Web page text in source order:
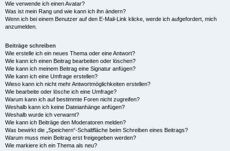
Wie verwende ich einen Avatar?
Was ist mein Rang und wie kann ich ihn ändern?
Wenn ich bei einem Benutzer auf den E-Mail-Link klicke, werde ich aufgefordert, mich
anzumelden.
Beiträge schreiben
Wie erstelle ich ein neues Thema oder eine Antwort?
Wie kann ich einen Beitrag bearbeiten oder löschen?
Wie kann ich meinem Beitrag eine Signatur anfügen?
Wie kann ich eine Umfrage erstellen?
Wieso kann ich nicht mehr Antwortmöglichkeiten erstellen?
Wie bearbeite oder lösche ich eine Umfrage?
Warum kann ich auf bestimmte Foren nicht zugreifen?
Weshalb kann ich keine Dateianhänge anfügen?
Weshalb wurde ich verwarnt?
Wie kann ich Beiträge den Moderatoren melden?
Was bewirkt die „Speichern“-Schaltfläche beim Schreiben eines Beitrags?
Warum muss mein Beitrag erst freigegeben werden?
Wie markiere ich ein Thema als neu?